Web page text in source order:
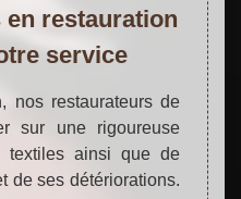
restauration
service
nos restaurateurs de
sur une rigoureuse
textiles ainsi que de
de ses détériorations.